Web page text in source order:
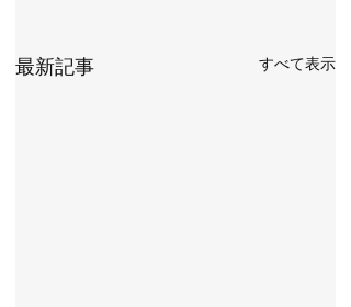
最新記事 すべて表示